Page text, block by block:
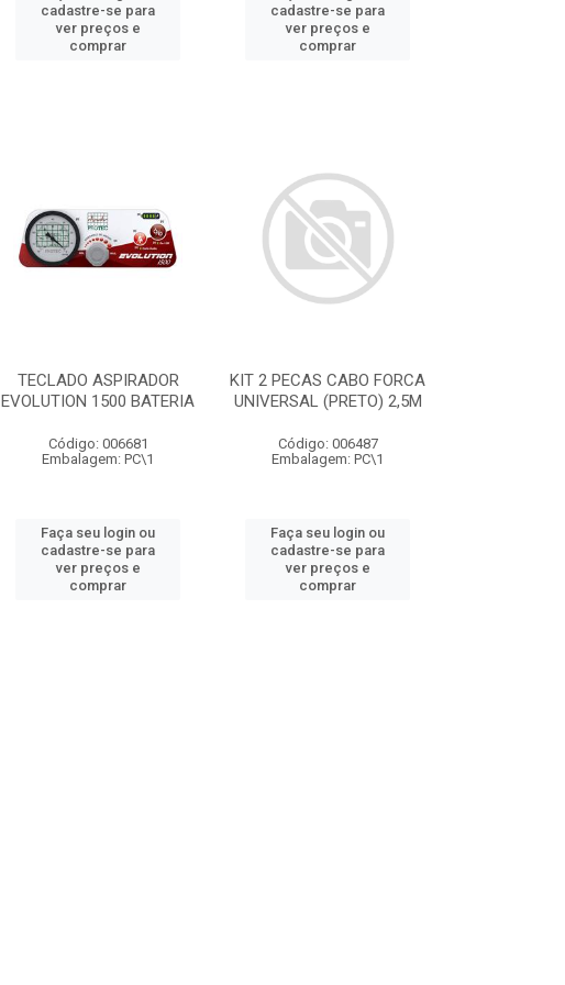
cadastre-se para
ver preços e
comprar
cadastre-se para
ver preços e
comprar
TECLADO ASPIRADOR
EVOLUTION 1500 BATERIA
Código: 006681
Embalagem: PC\1
Faça seu login ou
cadastre-se para
ver preços e
comprar
KIT 2 PECAS CABO FORCA
UNIVERSAL (PRETO) 2,5M
Código: 006487
Embalagem: PC\1
Faça seu login ou
cadastre-se para
ver preços e
comprar